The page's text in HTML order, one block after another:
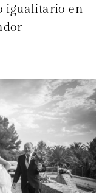
igualitario en